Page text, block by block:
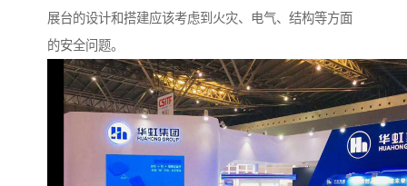
展台的设计和搭建应该考虑到火灾、电气、结构等方面
的安全问题。